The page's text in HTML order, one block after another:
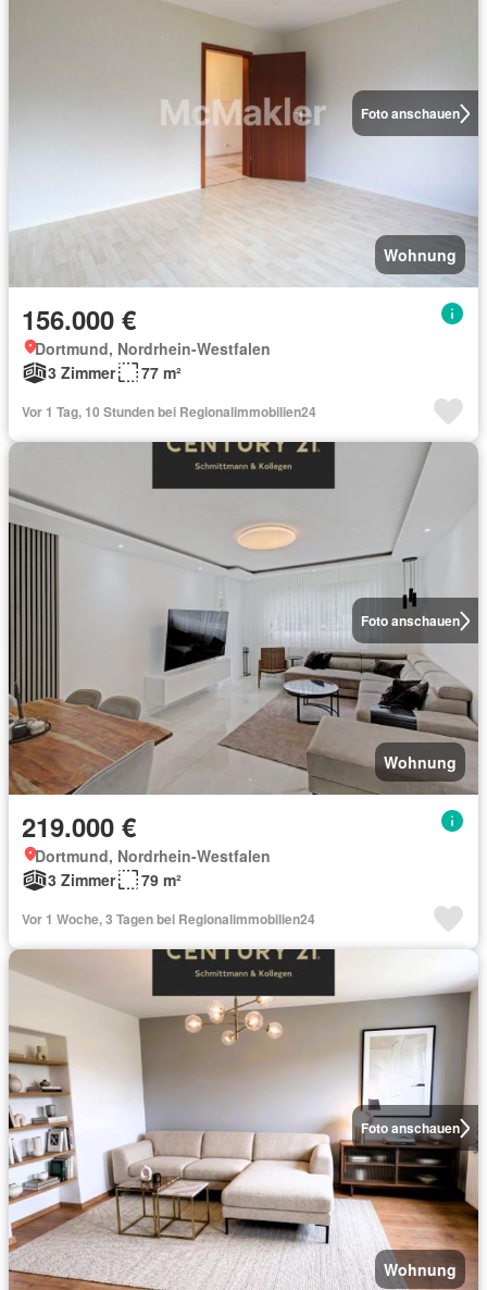
Foto anschauen
Wohnung
156.000 €
Dortmund, Nordrhein-Westfalen
3 Zimmer
77 m²
Vor 1 Tag, 10 Stunden bei Regionalimmobilien24
Foto anschauen
Wohnung
219.000 €
Dortmund, Nordrhein-Westfalen
3 Zimmer
79 m²
Vor 1 Woche, 3 Tagen bei Regionalimmobilien24
Foto anschauen
Wohnung